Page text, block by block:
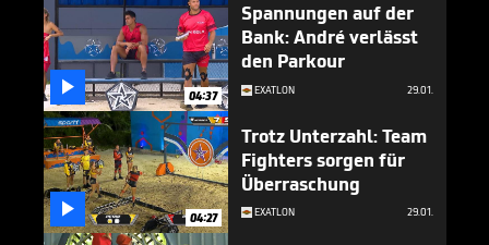
 04:37
Spannungen auf der
Bank: André verlässt
den Parkour
EXATLON 29.01.
 04:27
Trotz Unterzahl: Team
Fighters sorgen für
Überraschung
EXATLON 29.01.